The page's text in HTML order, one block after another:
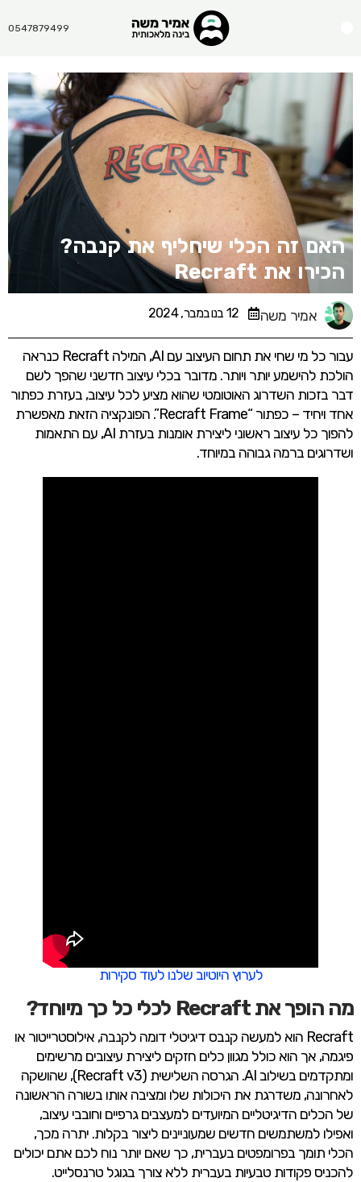
0547879499
האם זה הכלי שיחליף את קנבה?
הכירו את Recraft
אמיר משה 12 בנובמבר, 2024
עבור כל מי שחי את תחום העיצוב עם AI, המילה Recraft כנראה
הולכת להישמע יותר ויותר. מדובר בכלי עיצוב חדשני שהפך לשם
דבר בזכות השדרוג האוטומטי שהוא מציע לכל עיצוב, בעזרת כפתור
אחד ויחיד – כפתור “Recraft Frame”. הפונקציה הזאת מאפשרת
להפוך כל עיצוב ראשוני ליצירת אומנות בעזרת AI, עם התאמות
ושדרוגים ברמה גבוהה במיוחד.
לערוץ היוטיוב שלנו לעוד סקירות
מה הופך את Recraft לכלי כל כך מיוחד?
Recraft הוא למעשה קנבס דיגיטלי דומה לקנבה, אילוסטרייטור או
פיגמה, אך הוא כולל מגוון כלים חזקים ליצירת עיצובים מרשימים
ומתקדמים בשילוב AI. הגרסה השלישית (Recraft v3), שהושקה
לאחרונה, משדרגת את היכולות שלו ומציבה אותו בשורה הראשונה
של הכלים הדיגיטליים המיועדים למעצבים גרפיים וחובבי עיצוב,
ואפילו למשתמשים חדשים שמעוניינים ליצור בקלות. יתרה מכך,
הכלי תומך בפרומפטים בעברית, כך שאם יותר נוח לכם אתם יכולים
להכניס פקודות טבעיות בעברית ללא צורך בגוגל טרנסלייט.